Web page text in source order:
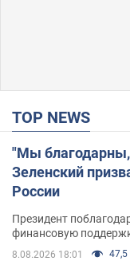
TOP NEWS
"Мы благодарны,
Зеленский
России
Президент
финансовую
8.08.2026 18:01 47,5